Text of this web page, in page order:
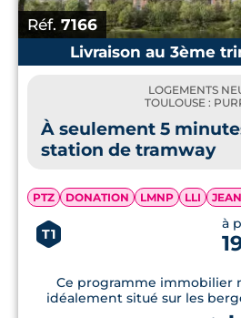
Réf. 7166
Livraison au 3ème
LOGEMENTS
TOULOUSE :
À seulement 5
station de tramway
PTZ DONATION LMNP LLI
T1
à
Ce programme immobilier
idéalement situé sur les
Toulouse Purpan, offre un